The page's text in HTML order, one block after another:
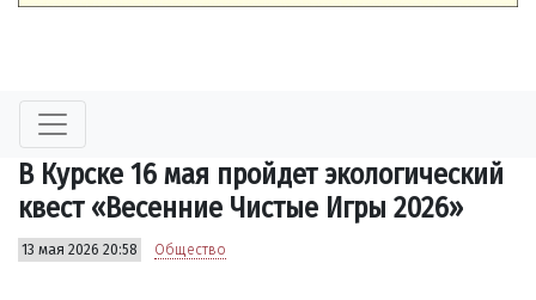
В Курске 16 мая пройдет экологический
квест «Весенние Чистые Игры 2026»
13 мая 2026 20:58 Общество